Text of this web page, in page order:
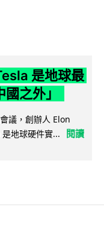
是地球最
之外」
議，創辦人 Elon
地球硬件實...
閱讀